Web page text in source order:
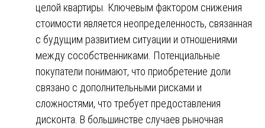
целой квартиры. Ключевым фактором снижения
стоимости является неопределенность, связанная
с будущим развитием ситуации и отношениями
между сособственниками. Потенциальные
покупатели понимают, что приобретение доли
связано с дополнительными рисками и
сложностями, что требует предоставления
дисконта. В большинстве случаев рыночная